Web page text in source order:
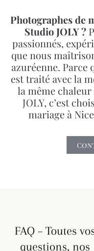
Photographes de
Studio JOLY ?
passionnés,
que nous
azuréenne. Parce
est traité avec la
la même
JOLY, c’est
mariage à
FAQ – Toutes
questions, nos